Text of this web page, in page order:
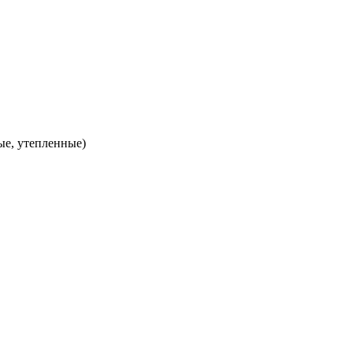
утепленные)